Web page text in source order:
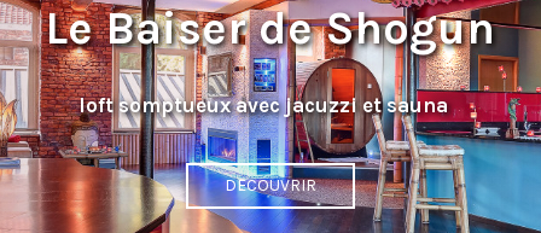
Le Baiser de Shogun
DECOUVRIR
loft somptueux avec jacuzzi et sauna